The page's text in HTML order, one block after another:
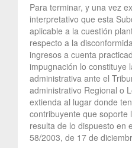
Para terminar, y una vez
interpretativo que esta
aplicable a la cuestión
respecto a la
ingresos a cuenta
impugnación lo constituye
administrativa ante el
administrativo Regional o
extienda al lugar donde
contribuyente que soporte
resulta de lo dispuesto en
58/2003, de 17 de